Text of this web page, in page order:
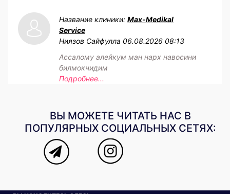
Название клиники: Max-Medikal
Service
Ниязов Сайфулла 06.08.2026 08:13
Ассалому алейкум ман нарх навосини
билмокчидим
Подробнее...
ВЫ МОЖЕТЕ ЧИТАТЬ НАС В
ПОПУЛЯРНЫХ СОЦИАЛЬНЫХ СЕТЯХ: